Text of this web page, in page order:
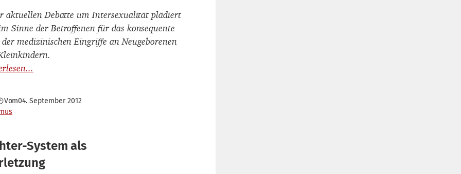
aktuellen Debatte um Intersexualität plädiert
Sinne der Betroffenen für das konsequente
der medizinischen Eingriffe an Neugeborenen
Vom04. September 2012
System als